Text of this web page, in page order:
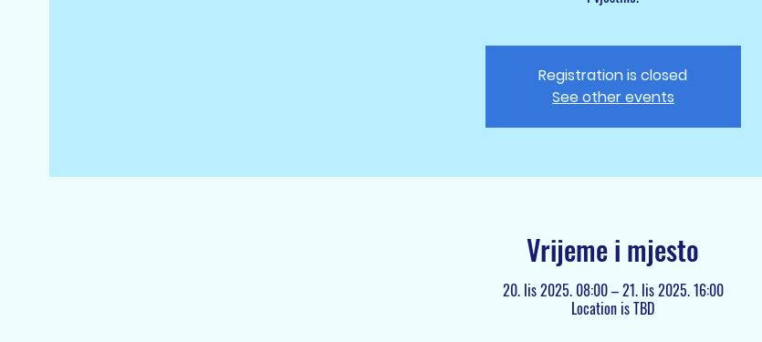
Registration is closed
See other events
Vrijeme i mjesto
20. lis 2025. 08:00 – 21. lis 2025. 16:00
Location is TBD